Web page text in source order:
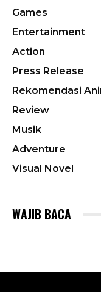
Games
Entertainment
Action
Press Release
Rekomendasi
Review
Musik
Adventure
Visual Novel
WAJIB BACA